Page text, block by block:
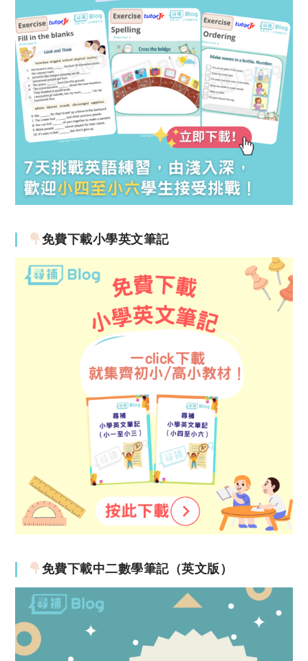
免費下載小學英文筆記
免費下載中二數學筆記（英文版）